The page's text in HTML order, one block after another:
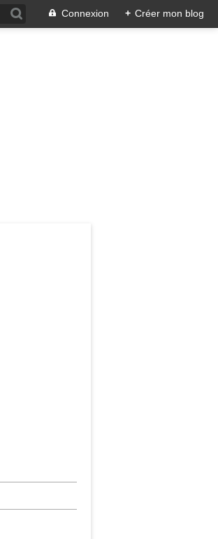
Connexion + Créer mon blog